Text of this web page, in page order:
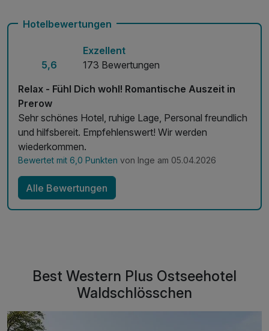
inkl. Nutzung des 28° warmen Außenpool´s
inkl. flauschige Leihbademäntel & Saunatücher
inkl. Nutzung WLAN im Hotel
Hotelbewertungen
5,6
Exzellent
173 Bewertungen
Relax - Fühl Dich wohl! Romantische Auszeit in
Prerow
Sehr schönes Hotel, ruhige Lage, Personal freundlich
und hilfsbereit. Empfehlenswert! Wir werden
wiederkommen.
Bewertet mit 6,0 Punkten von Inge am 05.04.2026
Alle Bewertungen
Best Western Plus Ostseehotel
Waldschlösschen